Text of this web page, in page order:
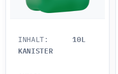
INHALT: 10L
KANISTER